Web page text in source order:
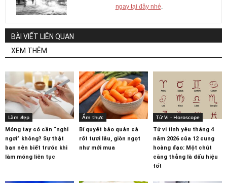
ngay tại đây nhé
BÀI VIẾT LIÊN QUAN
XEM THÊM
Làm đẹp
Móng tay có cần “nghỉ
ngơi” không? Sự thật
bạn nên biết trước khi
làm móng liên tục
Ẩm thực
Bí quyết bảo quản cà
rốt tươi lâu, giòn ngọt
như mới mua
Tử Vi - Horoscope
Tử vi tình yêu tháng 4
năm 2026 của 12 cung
hoàng đạo: Một chút
căng thẳng là dấu hiệu
tốt